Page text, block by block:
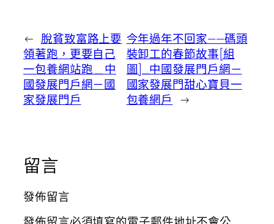
← 脫貧致富路上要
領著跑，更要自己
一包養網站跑 _ 中
國發展門戶網－國
家發展門戶
今年過年不回家——碼頭
裝卸工的春節故事[組
圖]_中國發展門戶網－
國家發展門甜心寶貝一
包養網戶
→
留言
發佈留言